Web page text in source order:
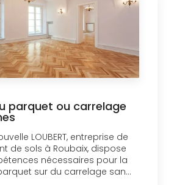
parquet ou carrelage
LOUBERT, entreprise de
de sols à Roubaix, dispose
nécessaires pour la
sur du carrelage san...